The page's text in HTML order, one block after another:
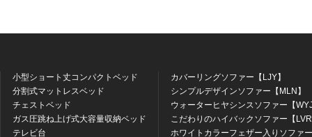
小型ショート丈コンパクトベッド
分割式マットレスベッド
チェストベッド
ガス圧跳ね上げ式大容量収納ベッド
テレビ台
カバーリングソファー【LJY】
シンプルデザインソファー【MLN】
ウォーターヒヤシンスソファー【
こだわりのハイバックソファー【
ホワイトカラーフェザー入りソファ